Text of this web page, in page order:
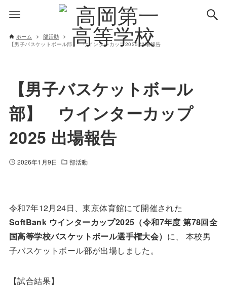
ホーム
部活動
【男子バスケットボール部】 ウインターカップ2025 出場報告
【男子バスケットボール
部】 ウインターカップ
2025 出場報告
2026年1月9日 部活動
令和7年12月24日、東京体育館にて開催された
SoftBank ウインターカップ2025（令和7年度 第78回全
国高等学校バスケットボール選手権大会） に、 本校男
子バスケットボール部が出場しました。
【試合結果】